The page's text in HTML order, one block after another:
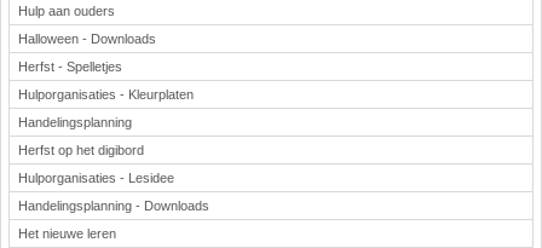
Hulp aan ouders
Halloween - Downloads
Herfst - Spelletjes
Hulporganisaties - Kleurplaten
Handelingsplanning
Herfst op het digibord
Hulporganisaties - Lesidee
Handelingsplanning - Downloads
Het nieuwe leren